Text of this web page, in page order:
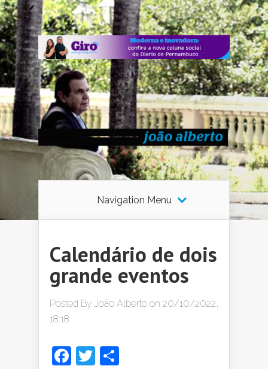
Navigation Menu
Calendário de dois
grande eventos
Posted By João Alberto on 20/10/2022,
18:18
Facebook
Twitter